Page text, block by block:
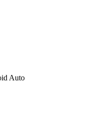
Auto